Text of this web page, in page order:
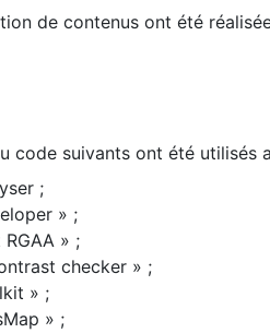
de contenus ont été
code suivants ont été utilisés
;
» ;
» ;
checker » ;
» ;
» ;